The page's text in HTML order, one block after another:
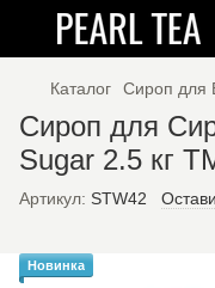
Каталог Сироп для
Сироп для
Sugar 2.5 кг
Артикул: STW42
Новинка